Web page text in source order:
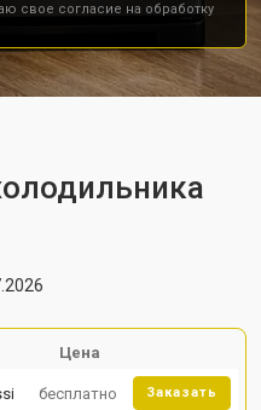
свое согласие на обработку
Цена
бесплатно Заказать